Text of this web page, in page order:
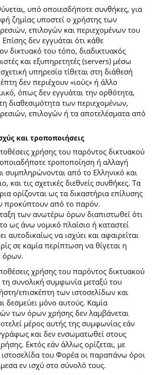
υπό οποιεσδήποτε συνθήκες, για
ζημίας υποστεί ο χρήστης των
επιλογών και περιεχομένων του
δεν εγγυάται ότι κάθε
δικτυακό του τόπο, διαδικτυακός
και εξυπηρετητές (servers) μέσω
υπηρεσία τίθεται στη διάθεσή
δεν περιέχουν «ιούς» ή άλλο
όπως δεν εγγυάται την ορθότητα,
διαθεσιμότητα των περιεχομένων,
επιλογών ή τα αποτελέσματα από
και τροποποιήσεις
χρήσης του παρόντος δικτυακού
τροποποίηση ή αλλαγή
συμπληρώνονται από το Ελληνικό και
και τις σχετικές διεθνείς συνθήκες. Τα
ορίζονται ως τα δικαστήρια επίλυσης
προκύπτουν από το παρόν.
των ανωτέρω όρων διαπιστωθεί ότι
το ως άνω νομικό πλαίσιο ή καταστεί
αυτοδικαίως να ισχύει και αφαιρείται
σε καμία περίπτωση να θίγεται η
όρων.
χρήσης του παρόντος δικτυακού
συνολική συμφωνία μεταξύ του
επισκέπτη των ιστοσελίδων και
δεσμεύει μόνο αυτούς. Καμία
των όρων χρήσης δεν λαμβάνεται
μέρος αυτής της συμφωνίας εάν
και δεν ενσωματωθεί στους
Εκτός εάν άλλως ορίζεται, με
του Φορέα οι παραπάνω όροι
εν ισχύ στο σύνολό τους.